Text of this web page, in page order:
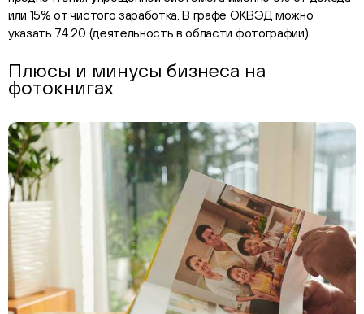
или 15% от чистого заработка. В графе ОКВЭД можно
указать 74.20 (деятельность в области фотографии).
Плюсы и минусы бизнеса на
фотокнигах